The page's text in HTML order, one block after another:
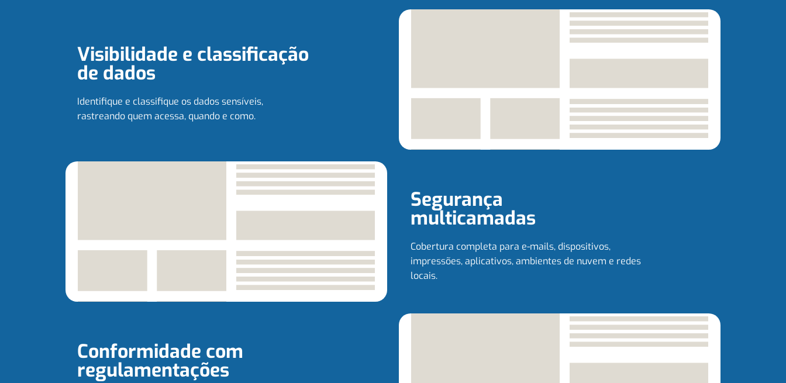
Segurança
multicamadas
Cobertura completa para e-mails, dispositivos,
impressões, aplicativos, ambientes de nuvem e redes
locais.
Conformidade com
regulamentações
Visibilidade e classificação
de dados
Identifique e classifique os dados sensíveis,
rastreando quem acessa, quando e como.